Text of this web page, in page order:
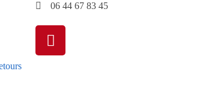
06 44 67 83 45